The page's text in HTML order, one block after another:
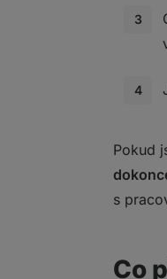
3.
Co
Pokud
s
Co